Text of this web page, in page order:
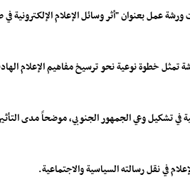
عمل بعنوان "أثر وسائل الإعلام الإلكترونية في
تمثل خطوة نوعية نحو ترسيخ مفاهيم الإعلام
في تشكيل وعي الجمهور الجنوبي، موضحاً مدى
في نقل رسالته السياسية والاجتماعية.